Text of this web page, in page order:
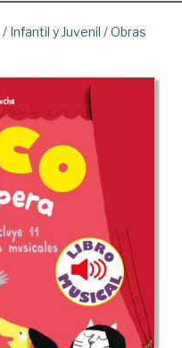
/ Infantil y Juvenil /Obras